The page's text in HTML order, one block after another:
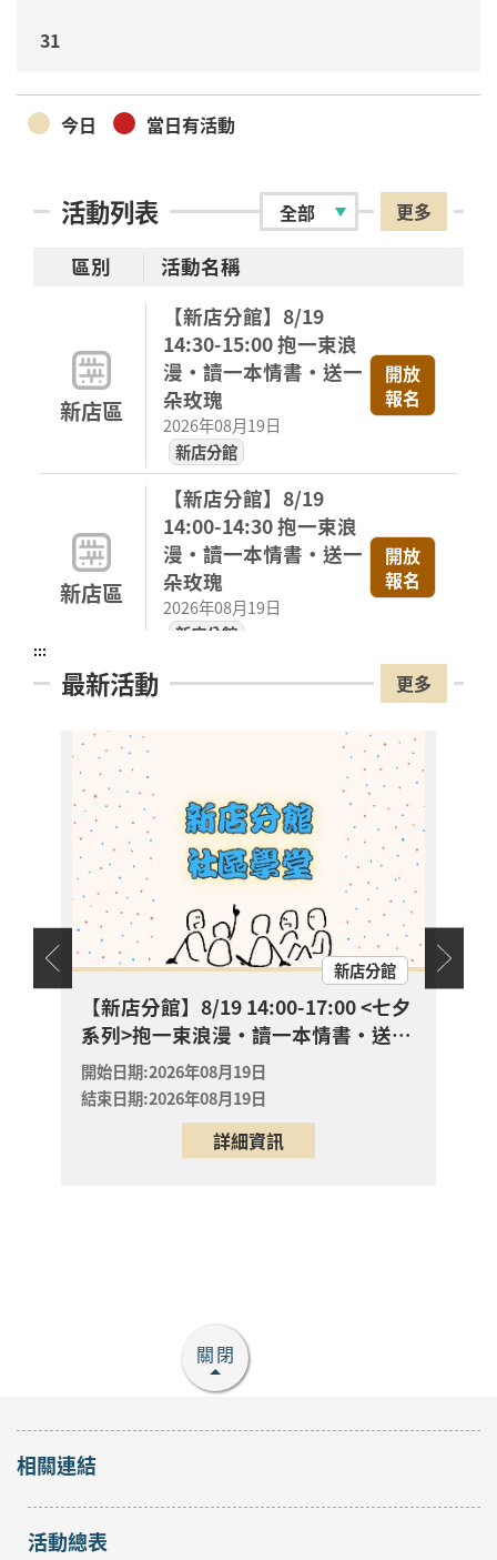
31
今日 當日有活動
活動列表 更多
區別 活動名稱
新店區
【新店分館】8/19
14:30-15:00 抱一束浪
漫・讀一本情書・送一
朵玫瑰
2026年08月19日
新店分館
開放
報名
新店區
【新店分館】8/19
14:00-14:30 抱一束浪
漫・讀一本情書・送一
朵玫瑰
2026年08月19日
新店分館
開放
報名
新店區
【新店分館】8/19
漫・讀一本情書・送一
2026年08月19日
新店分館
開放
報名
新店區
【新店分館】8/19
15:00-15:30 抱一束浪
漫・讀一本情書・送一
朵玫瑰
2026年08月19日
新店分館
開放
報名
【八里龍形圖書閱覽室
嬰幼兒活動】 ? 帶寶貝
一起「彩虹散步去」！
專屬 0-6 歲的色彩第一
堂美學課來囉！ ✨
子共創專屬「生態走讀
地圖」 ?
2026年08月16日
:::
最新活動 更多
新店分館
【新店分館】8/19 14:00-17:00 <七夕
系列>抱一束浪漫・讀一本情書・送一
朵玫瑰
開始日期:2026年08月19日
結束日期:2026年08月19日
詳細資訊
關閉
相關連結
活動總表